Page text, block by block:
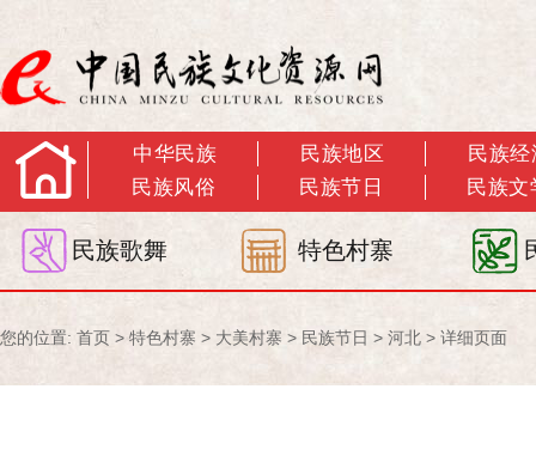
中华民族 民族地区
民族经
民族风俗
民族节日 民族文
民族歌舞 特色村寨
您的位置: 首页 > 特色村寨 > 大美村寨 > 民族节日 > 河北 > 详细页面